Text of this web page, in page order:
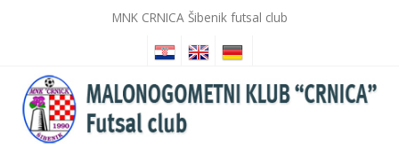
MNK CRNICA Šibenik futsal club